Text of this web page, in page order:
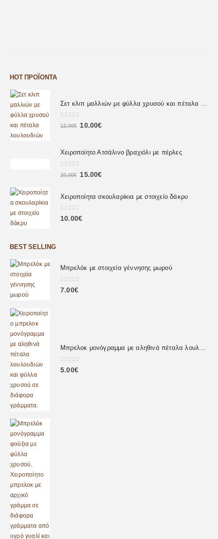
HOT ΠΡΟΪΌΝΤΑ
0out of 5
12.00€ 10.00€
Χειροποίητο Ατσάλινο βραχιόλι με πέρλες
out of 5
20.00€ 15.00€
Χειροποίητα σκουλαρίκια με στοιχείο δάκρυ
0out of 5
10.00€
BEST SELLING
Μπρελόκ με στοιχεία γέννησης μωρού
0out of 5
7.00€
Μπρελοκ μονόγραμμα με αληθινά πέταλα λουλουδιών
0 out of 5
5.00€